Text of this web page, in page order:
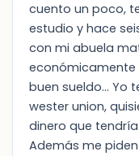
cuento un poco,
estudio y hace
con mi abuela
económicamente
buen sueldo... Yo
wester union,
dinero que
Además me